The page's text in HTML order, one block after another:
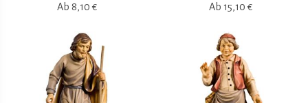
Ab 8,10 € Ab 15,10 €